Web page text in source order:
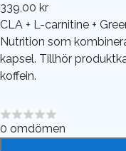
339,00 kr
CLA + L-carnitine +
Nutrition som
kapsel. Tillhör
koffein.
0 omdömen